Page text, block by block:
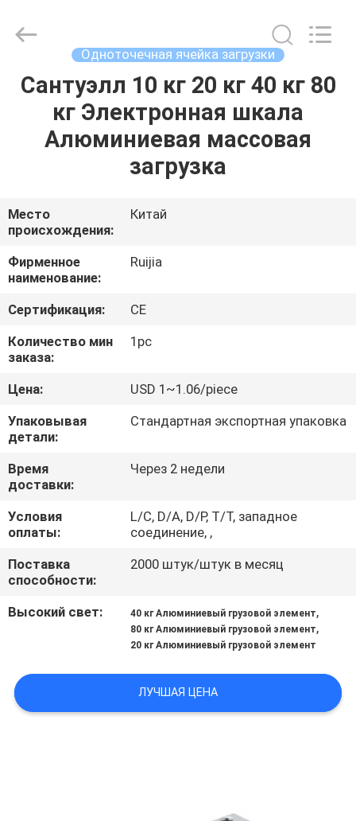
ДОМ
ПРОДУКТЫ
О
НАС
ПУТЕШЕСТВИЕ
ФАБРИКИ
ПРОВЕРКА
КАЧЕСТВА
СВЯЖИТЕСЬ
МЫ
ЦИТАТУ
ПОЛИТИКА
Instruments
Rights
Reserved.
Одноточечная ячейка загрузки
Сантуэлл 10 кг 20 кг 40 кг 80
кг Электронная шкала
Алюминиевая массовая
загрузка
Место
происхождения:
Китай
Фирменное
наименование:
Ruijia
Сертификация:
CE
Количество мин
заказа:
1pc
Цена:
USD 1~1.06/piece
Упаковывая
детали:
Стандартная экспортная упаковка
Время
доставки:
Через 2 недели
Условия
оплаты:
L/C, D/A, D/P, T/T, западное
соединение, ,
Поставка
способности:
2000 штук/штук в месяц
Высокий свет: 40 кг Алюминиевый грузовой элемент,
80 кг Алюминиевый грузовой элемент,
20 кг Алюминиевый грузовой элемент
ЛУЧШАЯ ЦЕНА